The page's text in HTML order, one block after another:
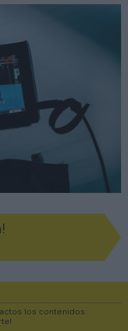
los contenidos